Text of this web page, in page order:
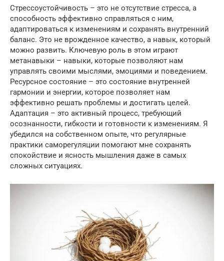
Стрессоустойчивость – это не отсутствие стресса, а
способность эффективно справляться с ним,
адаптироваться к изменениям и сохранять внутренний
баланс. Это не врожденное качество, а навык, который
можно развить. Ключевую роль в этом играют
метанавыки – навыки, которые позволяют нам
управлять своими мыслями, эмоциями и поведением.
Ресурсное состояние – это состояние внутренней
гармонии и энергии, которое позволяет нам
эффективно решать проблемы и достигать целей.
Адаптация – это активный процесс, требующий
осознанности, гибкости и готовности к изменениям. Я
убедился на собственном опыте, что регулярные
практики саморегуляции помогают мне сохранять
спокойствие и ясность мышления даже в самых
сложных ситуациях.